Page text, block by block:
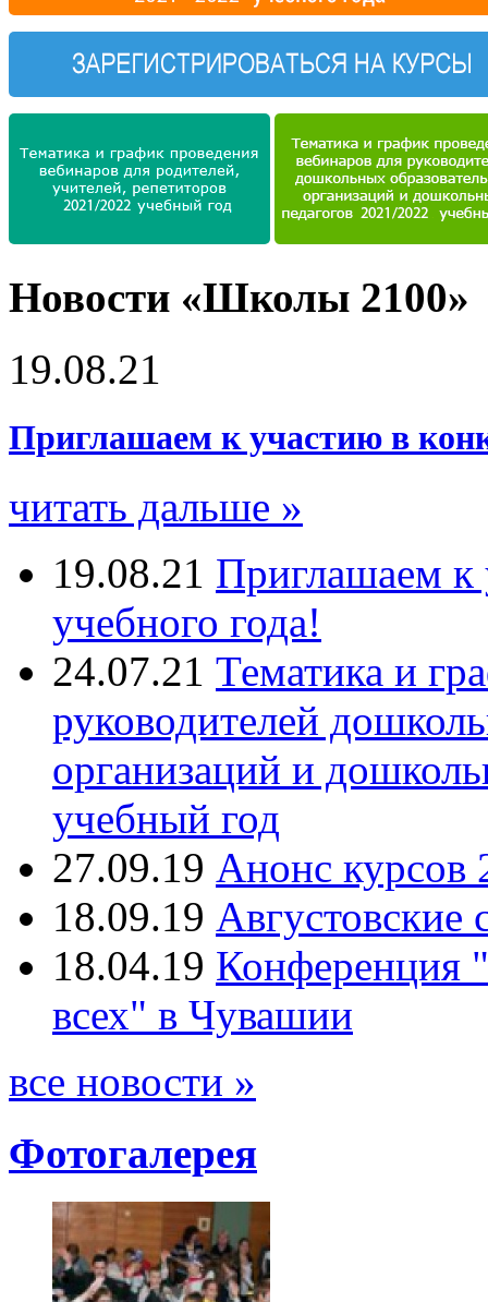
Новости «Школы 2100»
19.08.21
Приглашаем к участию в
читать дальше »
19.08.21 Приглашаем к
учебного года!
24.07.21 Тематика и
руководителей
организаций и
учебный год
27.09.19 Анонс курсов
18.09.19
18.04.19 Конференция
всех" в Чувашии
все новости »
Фотогалерея